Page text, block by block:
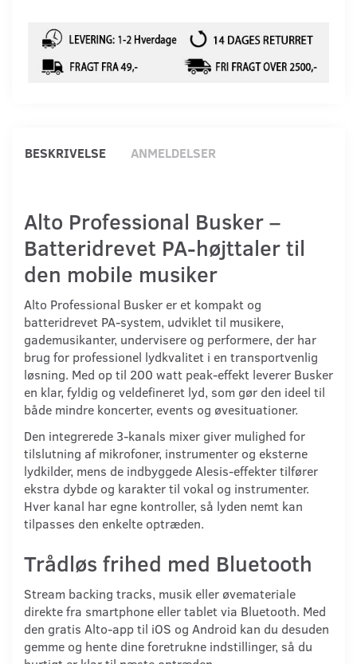
BESKRIVELSE ANMELDELSER
Alto Professional Busker –
Batteridrevet PA-højttaler til
den mobile musiker
Alto Professional Busker er et kompakt og
batteridrevet PA-system, udviklet til musikere,
gademusikanter, undervisere og performere, der har
brug for professionel lydkvalitet i en transportvenlig
løsning. Med op til 200 watt peak-effekt leverer Busker
en klar, fyldig og veldefineret lyd, som gør den ideel til
både mindre koncerter, events og øvesituationer.
Den integrerede 3-kanals mixer giver mulighed for
tilslutning af mikrofoner, instrumenter og eksterne
lydkilder, mens de indbyggede Alesis-effekter tilfører
ekstra dybde og karakter til vokal og instrumenter.
Hver kanal har egne kontroller, så lyden nemt kan
tilpasses den enkelte optræden.
Trådløs frihed med Bluetooth
Stream backing tracks, musik eller øvemateriale
direkte fra smartphone eller tablet via Bluetooth. Med
den gratis Alto-app til iOS og Android kan du desuden
gemme og hente dine foretrukne indstillinger, så du